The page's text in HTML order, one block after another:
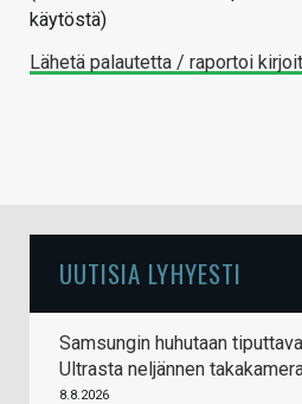
käytöstä)
Lähetä palautetta / raportoi
UUTISIA LYHYESTI
Samsungin huhutaan
Ultrasta neljännen
8.8.2026